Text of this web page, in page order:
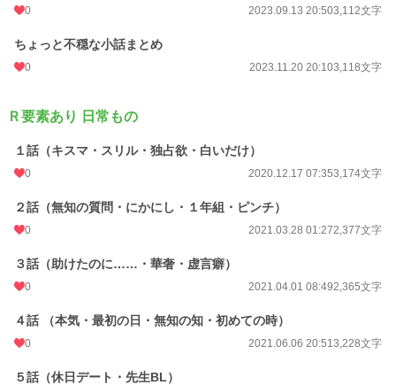
0 2023.09.13 20:503,112文字
ちょっと不穏な小話まとめ
0 2023.11.20 20:103,118文字
Ｒ要素あり 日常もの
１話（キスマ・スリル・独占欲・白いだけ）
0 2020.12.17 07:353,174文字
２話（無知の質問・にかにし・１年組・ピンチ）
0 2021.03.28 01:272,377文字
３話（助けたのに……・華奢・虚言癖）
0 2021.04.01 08:492,365文字
４話 （本気・最初の日・無知の知・初めての時）
0 2021.06.06 20:513,228文字
５話（休日デート・先生BL）